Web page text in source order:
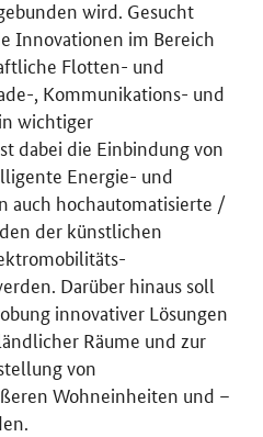
wird. Gesucht
Innovationen im Bereich
Flotten- und
, Kommunikations- und
wichtiger
dabei die Einbindung von
Energie- und
auch hochautomatisierte /
der künstlichen
Darüber hinaus soll
innovativer Lösungen
Räume und zur
von
Wohneinheiten und –